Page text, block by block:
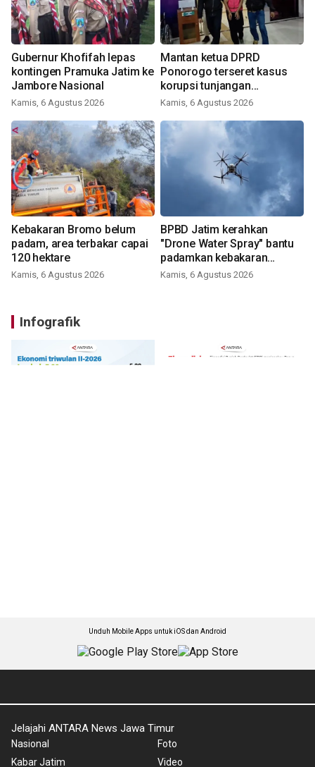
Gubernur Khofifah lepas
kontingen Pramuka Jatim ke
Jambore Nasional
Kamis, 6 Agustus 2026
Mantan ketua DPRD
Ponorogo terseret kasus
korupsi tunjangan
perumahan
Kamis, 6 Agustus 2026
Kebakaran Bromo belum
padam, area terbakar capai
120 hektare
Kamis, 6 Agustus 2026
BPBD Jatim kerahkan
"Drone Water Spray" bantu
padamkan kebakaran
Bromo
Kamis, 6 Agustus 2026
Infografik
Unduh Mobile Apps untuk iOS dan Android
Jelajahi ANTARA News Jawa Timur
Nasional
Kabar Jatim
Foto
Video